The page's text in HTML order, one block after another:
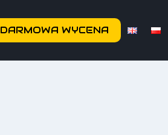
DARMOWA WYCENA